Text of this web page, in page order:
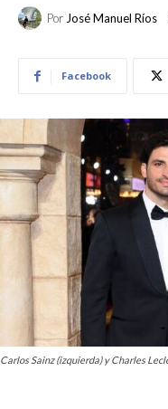
Por José Manuel Ríos
Facebook
Carlos Sainz (izquierda) y Charles